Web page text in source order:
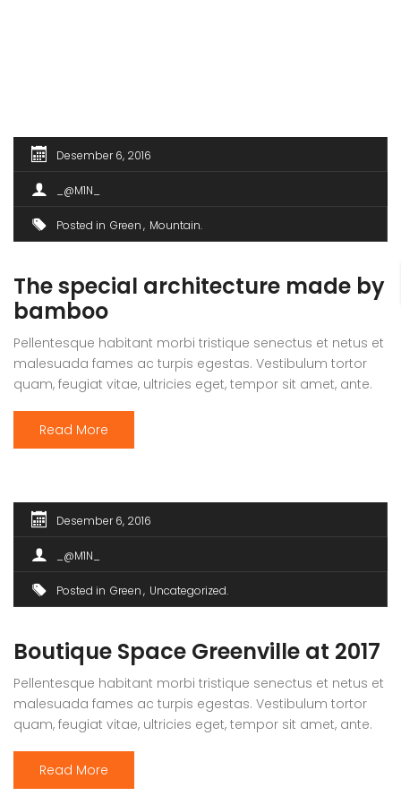
Desember 6, 2016
_@M1N_
Posted in Green Mountain
The special architecture made by
bamboo
Pellentesque habitant morbi tristique senectus et netus et
malesuada fames ac turpis egestas. Vestibulum tortor
quam, feugiat vitae, ultricies eget, tempor sit amet, ante.
ultricies mi vitae est. Mauris placerat eleifend leo.
Read More
Desember 6, 2016
_@M1N_
Posted in Green Uncategorized
Boutique Space Greenville at 2017
Pellentesque habitant morbi tristique senectus et netus et
malesuada fames ac turpis egestas. Vestibulum tortor
quam, feugiat vitae, ultricies eget, tempor sit amet, ante.
ultricies mi vitae est. Mauris placerat eleifend leo. Quisque
sit amet est et sapien ullamcorper pharetra. Vestibulum
Read More